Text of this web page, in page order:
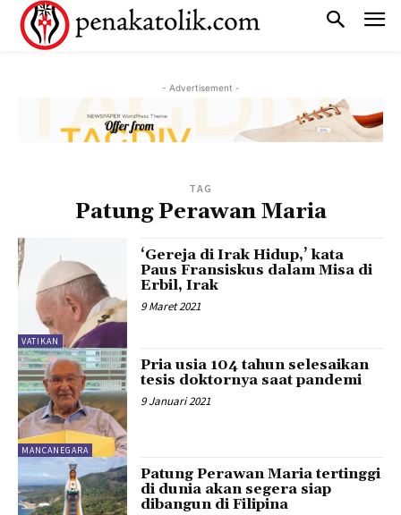
- Advertisement -
TAG
Patung Perawan Maria
VATIKAN
‘Gereja di Irak Hidup,’ kata
Paus Fransiskus dalam Misa di
Erbil, Irak
9 Maret 2021
MANCANEGARA
Pria usia 104 tahun selesaikan
tesis doktornya saat pandemi
9 Januari 2021
Patung Perawan Maria tertinggi
di dunia akan segera siap
dibangun di Filipina